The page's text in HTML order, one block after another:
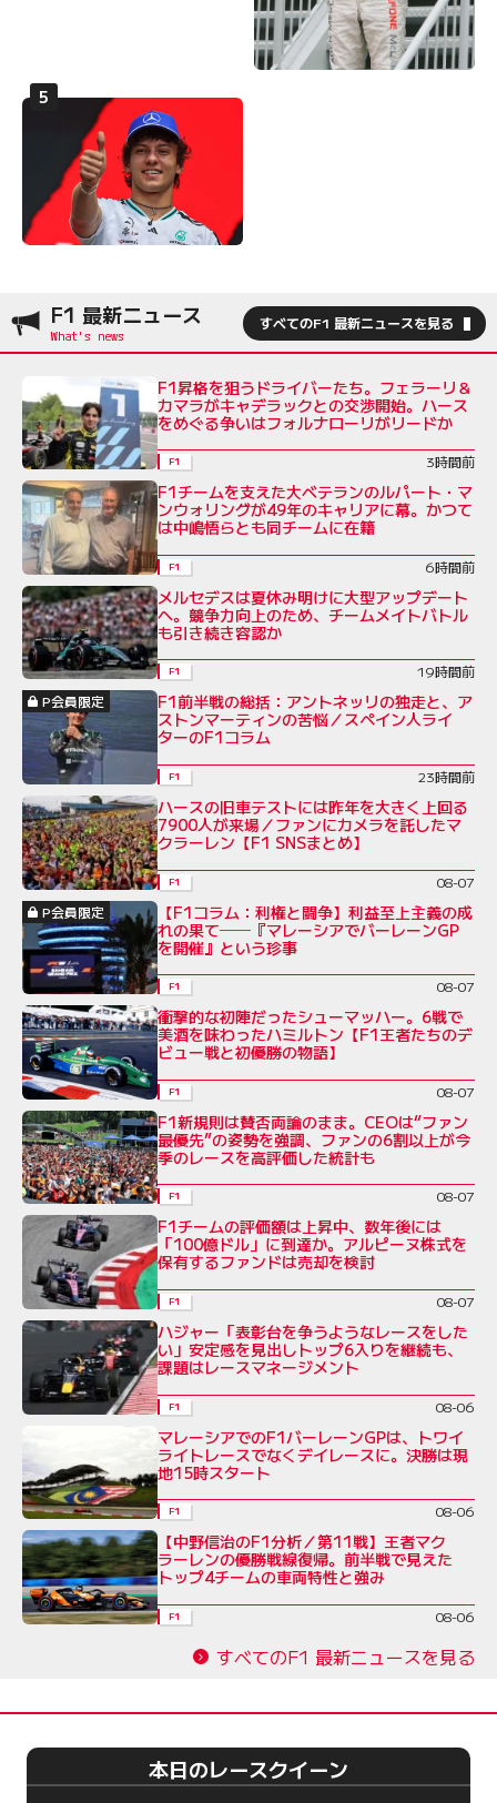
F1 最新ニュース すべてのF1 最新ニュースを見る
F1昇格を狙うドライバーたち。フェラーリ＆
カマラがキャデラックとの交渉開始。ハース
をめぐる争いはフォルナローリがリードか
F1 3時間前
F1チームを支えた大ベテランのルパート・マ
ンウォリングが49年のキャリアに幕。かつて
は中嶋悟らとも同チームに在籍
F1 6時間前
メルセデスは夏休み明けに大型アップデート
へ。競争力向上のため、チームメイトバトル
も引き続き容認か
F1
19時間前
P会員限定
F1前半戦の総括：アントネッリの独走と、ア
ストンマーティンの苦悩／スペイン人ライ
ターのF1コラム
F1 23時間前
ハースの旧車テストには昨年を大きく上回る
7900人が来場／ファンにカメラを託したマ
クラーレン【F1 SNSまとめ】
F1
08-07
P会員限定
【F1コラム：利権と闘争】利益至上主義の成
れの果て──『マレーシアでバーレーンGP
を開催』という珍事
F1 08-07
衝撃的な初陣だったシューマッハー。6戦で
美酒を味わったハミルトン【F1王者たちのデ
ビュー戦と初優勝の物語】
F1 08-07
F1新規則は賛否両論のまま。CEOは“ファン
最優先”の姿勢を強調、ファンの6割以上が今
季のレースを高評価した統計も
F1 08-07
F1チームの評価額は上昇中、数年後には
「100億ドル」に到達か。アルピーヌ株式を
保有するファンドは売却を検討
F1 08-07
ハジャー「表彰台を争うようなレースをした
い」安定感を見出しトップ6入りを継続も、
課題はレースマネージメント
F1 08-06
マレーシアでのF1バーレーンGPは、トワイ
ライトレースでなくデイレースに。決勝は現
地15時スタート
F1 08-06
【中野信治のF1分析／第11戦】王者マク
ラーレンの優勝戦線復帰。前半戦で見えた
トップ4チームの車両特性と強み
F1 08-06
すべてのF1 最新ニュースを見る
本日のレースクイーン